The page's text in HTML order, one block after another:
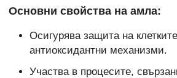
Основни свойства на амла:
Осигурява защита на
антиоксидантни механизми.
Участва в процесите,